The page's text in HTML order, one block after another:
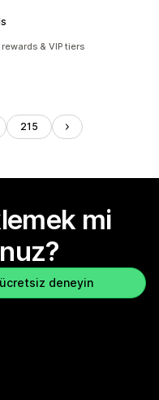
& VIP tiers
215
mi
deneyin